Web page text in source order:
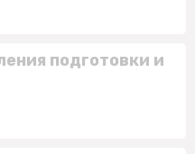
подготовки и